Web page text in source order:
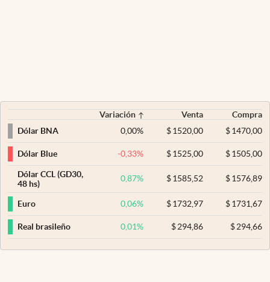
Variación Venta
Compra
Dólar BNA
0,00% $ 1520,00 $1470,00
Dólar Blue -0,33% $ 1525,00 $1505,00
Dólar CCL (GD30,
48 hs)
0,87% $ 1585,52 $1576,89
Euro 0,06% $ 1732,97 $1731,67
Real brasileño 0,01% $ 294,86 $294,66